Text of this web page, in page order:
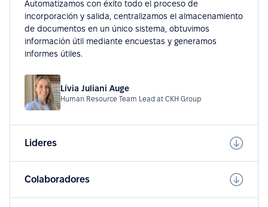
Automatizamos con éxito todo el proceso de
incorporación y salida, centralizamos el almacenamiento
de documentos en un único sistema, obtuvimos
información útil mediante encuestas y generamos
informes útiles.
Lívia Juliani Auge
Human Resource Team Lead at CKH Group
Lideres
Colaboradores